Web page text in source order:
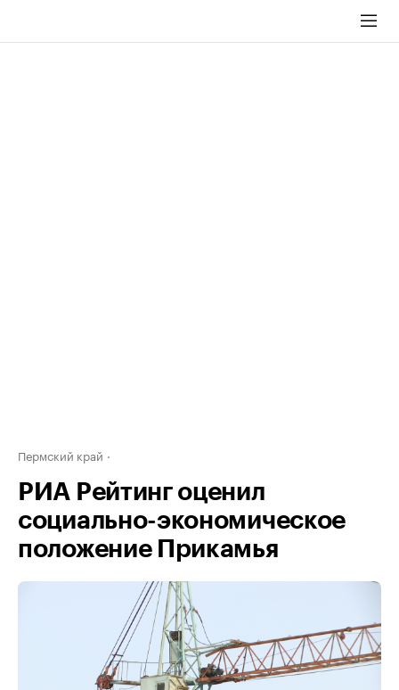
Пермский край
РИА Рейтинг оценил
социально-экономическое
положение Прикамья